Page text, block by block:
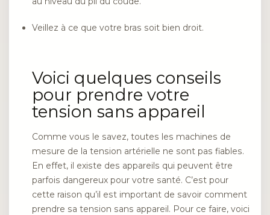
Veillez à ce que votre bras soit bien droit.
Voici quelques conseils
pour prendre votre
tension sans appareil
Comme vous le savez, toutes les machines de
mesure de la tension artérielle ne sont pas fiables.
En effet, il existe des appareils qui peuvent être
parfois dangereux pour votre santé. C’est pour
cette raison qu’il est important de savoir comment
prendre sa tension sans appareil. Pour ce faire, voici